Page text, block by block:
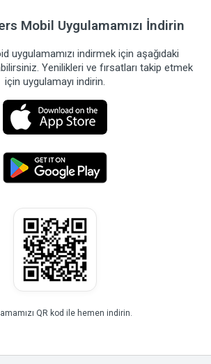
Mobil Uygulamamızı İndirin
uygulamamızı indirmek için aşağıdaki
Yenilikleri ve fırsatları takip etmek
için uygulamayı indirin.
QR kod ile hemen indirin.